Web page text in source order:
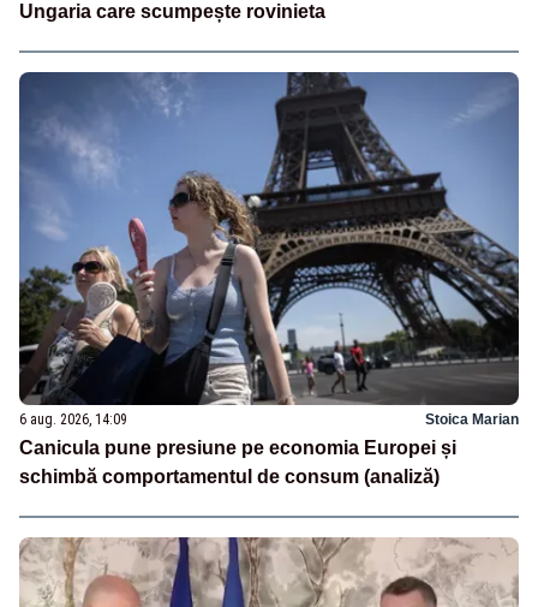
Ungaria care scumpește rovinieta
6 aug. 2026, 14:09 Stoica Marian
Canicula pune presiune pe economia Europei și
schimbă comportamentul de consum (analiză)